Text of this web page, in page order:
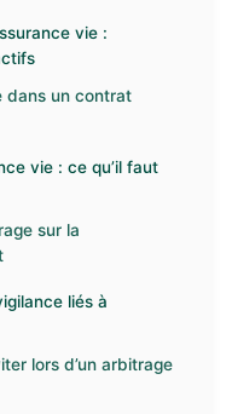
vie :
dans un contrat
vie : ce qu’il faut
sur la
liés à
lors d’un arbitrage